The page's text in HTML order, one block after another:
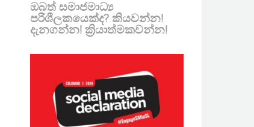
ඔබත් සමාජමාධ්‍ය
පරිශීලකයෙක්ද? කියවන්න!
දැනගන්න! ක්‍රියාත්මකවන්න!